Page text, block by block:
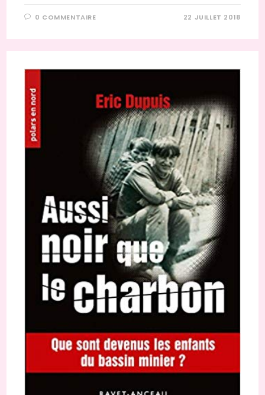
0 COMMENTAIRE 22 JUILLET 2018